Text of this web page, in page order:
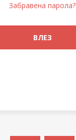
Забравена парола?